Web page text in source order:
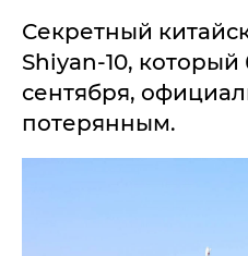
​Секретный
Shiyan-10,
сентября,
потерянным.